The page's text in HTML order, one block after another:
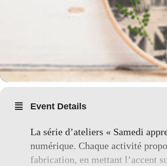
Event Details
La série d’ateliers « Samedi
numérique. Chaque activité
fabrication, en mettant l’accent